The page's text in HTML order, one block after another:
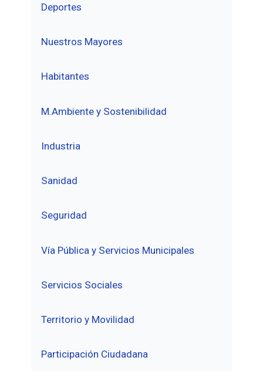
Deportes
Nuestros Mayores
Habitantes
M.Ambiente y Sostenibilidad
Industria
Sanidad
Seguridad
Vía Pública y Servicios Municipales
Servicios Sociales
Territorio y Movilidad
Participación Ciudadana